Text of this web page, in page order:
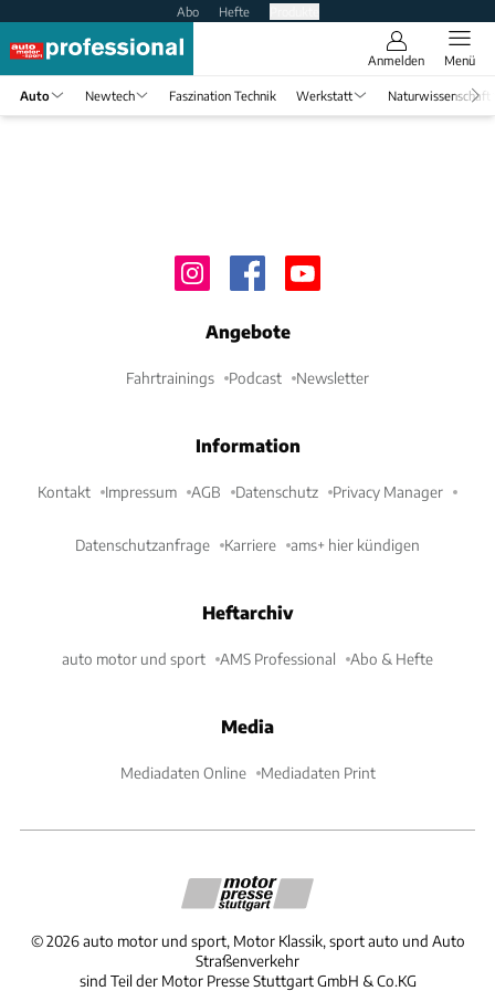
Abo Hefte
Anmelden Menü
Auto Newtech Faszination Technik Werkstatt Naturwissenschaft
Angebote
Fahrtrainings Podcast Newsletter
Information
Kontakt Impressum AGB Datenschutz Privacy Manager
Datenschutzanfrage Karriere ams+ hier kündigen
Heftarchiv
auto motor und sport AMS Professional Abo & Hefte
Media
Mediadaten Online Mediadaten Print
©2026 auto motor und sport, Motor Klassik, sport auto und Auto
Straßenverkehr
sind Teil der Motor Presse Stuttgart GmbH & Co.KG